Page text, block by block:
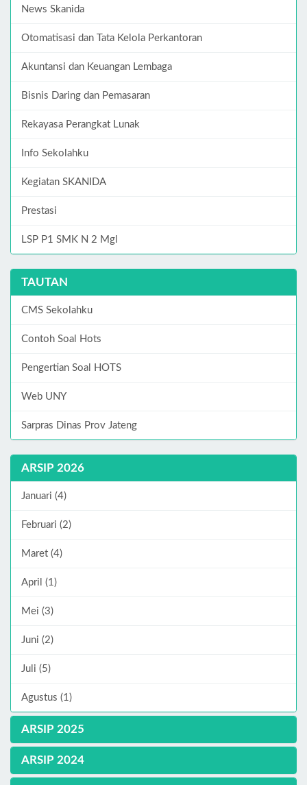
News Skanida
Otomatisasi dan Tata Kelola Perkantoran
Akuntansi dan Keuangan Lembaga
Bisnis Daring dan Pemasaran
Rekayasa Perangkat Lunak
Info Sekolahku
Kegiatan SKANIDA
Prestasi
LSP P1 SMK N 2 Mgl
TAUTAN
CMS Sekolahku
Contoh Soal Hots
Pengertian Soal HOTS
Web UNY
Sarpras Dinas Prov Jateng
ARSIP 2026
Januari (4)
Februari (2)
Maret (4)
April (1)
Mei (3)
Juni (2)
Juli (5)
Agustus (1)
ARSIP 2025
ARSIP 2024